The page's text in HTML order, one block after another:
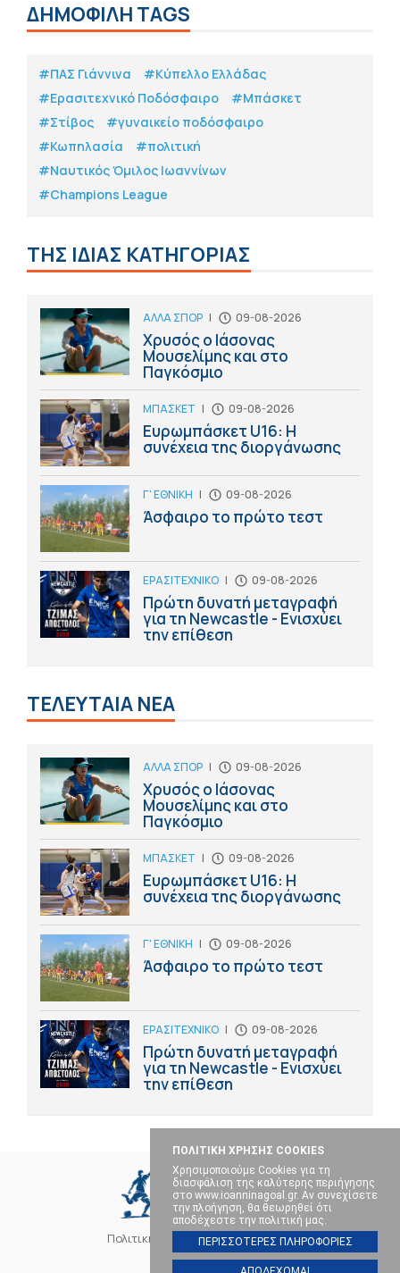
ΠΟΛΙΤΙΚΗ ΧΡΗΣΗΣ COOKIES
Χρησιμοποιούμε Cookies για τη
διασφάλιση της καλύτερης περιήγησης
στο www.ioanninagoal.gr. Αν συνεχίσετε
την πλοήγηση, θα θεωρηθεί ότι
αποδέχεστε την πολιτική μας.
ΠΕΡΙΣΣΟΤΕΡΕΣ ΠΛΗΡΟΦΟΡΙΕΣ
ΔΗΜΟΦΙΛΗ TAGS
#ΠΑΣ Γιάννινα
#Κύπελλο Ελλάδας
#Eρασιτεχνικό Ποδόσφαιρο
#Μπάσκετ
#Στίβος
#γυναικείο ποδόσφαιρο
#Κωπηλασία
#πολιτική
#Ναυτικός Όμιλος Ιωαννίνων
#Champions League
ΤΗΣ ΙΔΙΑΣ ΚΑΤΗΓΟΡΙΑΣ
ΑΛΛΑ ΣΠΟΡ | 09-08-2026
Χρυσός ο Ιάσονας
Μουσελίμης και στο
Παγκόσμιο
ΜΠΑΣΚΕΤ | 09-08-2026
Ευρωμπάσκετ U16: Η
συνέχεια της διοργάνωσης
Γ' ΕΘΝΙΚΗ | 09-08-2026
Άσφαιρο το πρώτο τεστ
ΕΡΑΣΙΤΕΧΝΙΚΟ | 09-08-2026
Πρώτη δυνατή μεταγραφή
για τη Newcastle - Ενισχύει
την επίθεση
ΤΕΛΕΥΤΑΙΑ ΝΕΑ
ΑΛΛΑ ΣΠΟΡ | 09-08-2026
Χρυσός ο Ιάσονας
Μουσελίμης και στο
Παγκόσμιο
ΜΠΑΣΚΕΤ | 09-08-2026
Ευρωμπάσκετ U16: Η
συνέχεια της διοργάνωσης
Γ' ΕΘΝΙΚΗ | 09-08-2026
Άσφαιρο το πρώτο τεστ
ΕΡΑΣΙΤΕΧΝΙΚΟ | 09-08-2026
Πρώτη δυνατή μεταγραφή
για τη Newcastle - Ενισχύει
την επίθεση
Πολιτική Cookies Επικοινωνία